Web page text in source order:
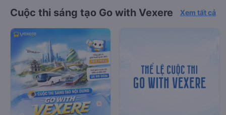
Cuộc thi sáng tạo Go with Vexere Xem tất cả